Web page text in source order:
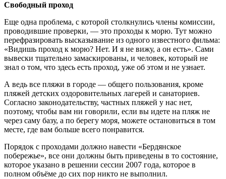
Свободный проход
Еще одна проблема, с которой столкнулись члены комиссии,
проводившие проверки, — это проходы к морю. Тут можно
перефразировать высказывание из одного известного фильма:
«Видишь проход к морю? Нет. И я не вижу, а он есть». Сами
вывески тщательно замаскированы, и человек, который не
знал о том, что здесь есть проход, уже об этом и не узнает.
А ведь все пляжи в городе — общего пользования, кроме
пляжей детских оздоровительных лагерей и санаториев.
Согласно законодательству, частных пляжей у нас нет,
поэтому, чтобы вам ни говорили, если вы идете на пляж не
через саму базу, а по берегу моря, можете остановиться в том
месте, где вам больше всего понравится.
Порядок с проходами должно навести «Бердянское
побережье», все они должны быть приведены в то состояние,
которое указано в решении сессии 2007 года, которое в
полном объёме до сих пор никто не выполнил.